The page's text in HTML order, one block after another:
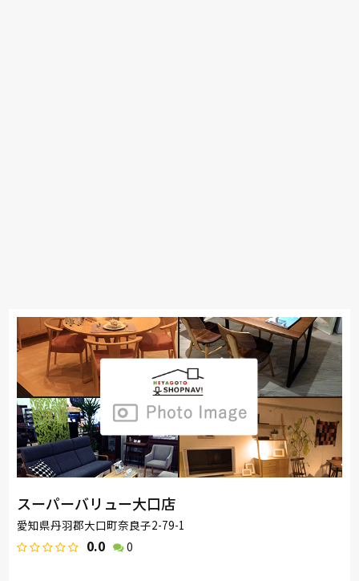
スーパーバリュー大口店
愛知県丹羽郡大口町奈良子2-79-1
0.0 0